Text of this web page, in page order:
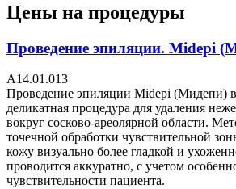
Цены на процедуры
Проведение эпиляции. Midepi
А14.01.013
Проведение эпиляции Midepi (Мидепи)
деликатная процедура для удаления
вокруг сосково-ареолярной области.
точечной обработки чувствительной
кожу визуально более гладкой и
проводится аккуратно, с учетом
чувствительности пациента.